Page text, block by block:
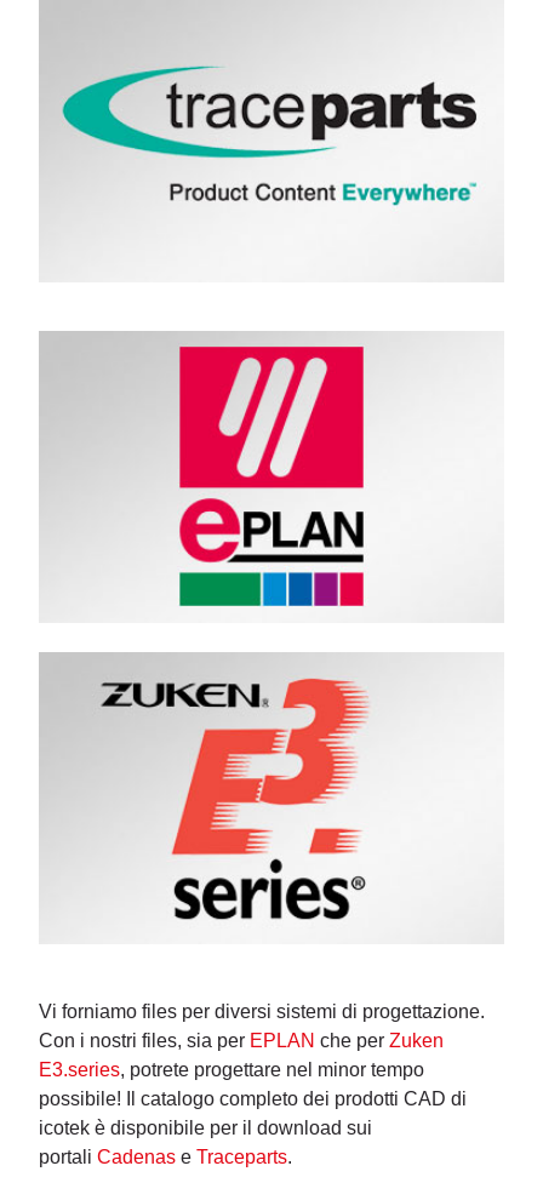
Vi forniamo files per diversi sistemi di progettazione.
Con i nostri files, sia per EPLAN che per Zuken
E3.series, potrete progettare nel minor tempo
possibile! Il catalogo completo dei prodotti CAD di
icotek è disponibile per il download sui
portali Cadenas e Traceparts.